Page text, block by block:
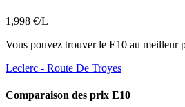
1,998 €/L
Vous pouvez trouver le E10 au meilleur
Leclerc - Route De Troyes
Comparaison des prix E10